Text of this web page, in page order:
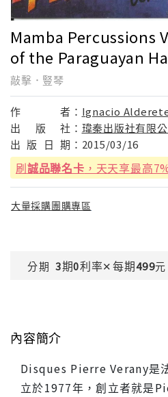
Mamba Percussions
of the Paraguayan
敲擊．豎琴
作 者： Ignacio
出
版 社： 瑋秦出版社有限
出 版 日 期： 2015/03/16
刷誠品聯名卡 ，天天享最高
大量採購團購專區
分期 3期0利率✕每期499元
內容簡介
Disques Pierre Verany是
立於1977年，創立者就是